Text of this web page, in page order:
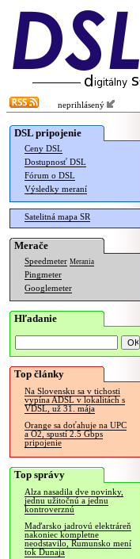
neprihlásený
DSL pripojenie
Ceny DSL
Dostupnosť DSL
Fórum o DSL
Výsledky meraní
Satelitná mapa SR
Merače
Speedmeter Merania
Pingmeter
Googlemeter
Hľadanie
Top články
Na Slovensku sa v tichosti
vypína ADSL v lokalitách s
VDSL, už 31. mája
Orange sa doťahuje na UPC
a O2, spustí 2.5 Gbps
pripojenie
Top správy
Alza nasadila dve novinky,
jednu užitočnú a jednu
kontroverznú
Maďarsko jadrovú elektráreň
nakoniec kompletne
neodstavilo, Rumunsko mení
tok Dunaja